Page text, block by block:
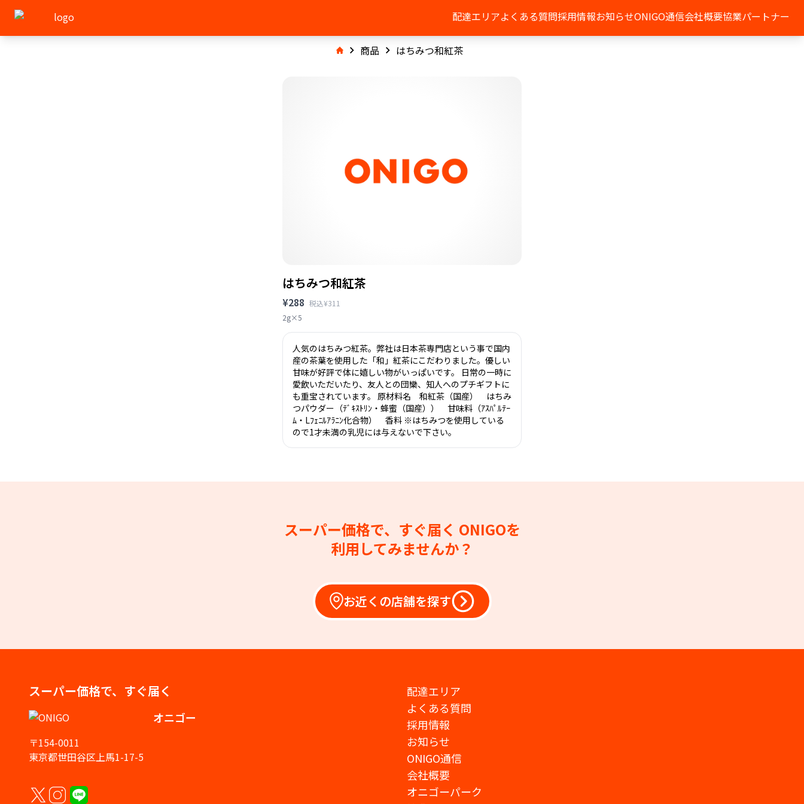
配達エリアよくある質問採用情報お知らせONIGO通信会社概要協業パートナー
商品 はちみつ和紅茶
はちみつ和紅茶
¥288 税込¥311
2g×5
人気のはちみつ紅茶。弊社は日本茶専門店という事で国内
産の茶葉を使用した「和」紅茶にこだわりました。優しい
甘味が好評で体に嬉しい物がいっぱいです。 日常の一時に
愛飲いただいたり、友人との団欒、知人へのプチギフトに
も重宝されています。 原材料名 和紅茶（国産） はちみ
つパウダー（ﾃﾞｷｽﾄﾘﾝ・蜂蜜（国産）） 甘味料（ｱｽﾊﾟﾙﾃｰ
ﾑ・Lﾌｪﾆﾙｱﾗﾆﾝ化合物） 香料 ※はちみつを使用している
ので1才未満の乳児には与えないで下さい。
スーパー価格で、すぐ届く ONIGOを
利用してみませんか？
お近くの店舗を探す
スーパー価格で、すぐ届く
オニゴー
〒154-0011
東京都世田谷区上馬1-17-5
配達エリア
よくある質問
採用情報
お知らせ
ONIGO通信
会社概要
オニゴーパーク